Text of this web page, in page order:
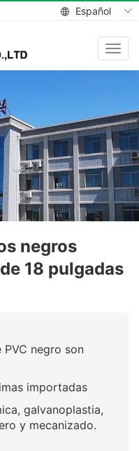
Español
negros
18 pulgadas
negro son
importadas
galvanoplastia,
y mecanizado.